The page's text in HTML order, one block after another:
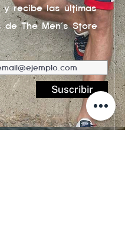
y recibe las últimas
de The Men´s Store
Suscribir